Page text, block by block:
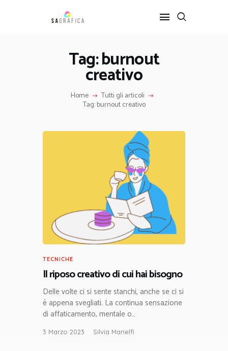
Tag: burnout
creativo
Home Tutti gli articoli
Tag: burnout creativo
SERVIZI
TECNICHE
Il riposo creativo di cui hai bisogno
Delle volte ci si sente stanchi, anche se ci si
è appena svegliati. La continua sensazione
di affaticamento, mentale o…
3 Marzo 2023 Silvia Manelfi